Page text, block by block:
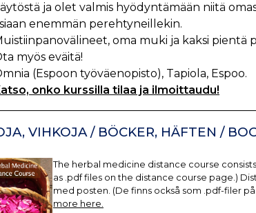
ja olet valmis hyödyntämään niitä
enemmän perehtyneillekin.
oma muki ja kaksi
myös eväitä!
(Espoon työväenopisto), Tapiola, Espoo.
onko kurssilla tilaa ja ilmoittaudu!
VIHKOJA / BÖCKER, HÄFTEN /
The herbal medicine distance course
as .pdf files on the distance course page.)
med posten. (De finns också som .pdf-filer
more here.